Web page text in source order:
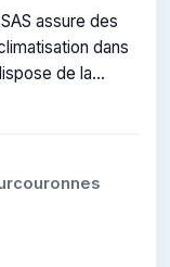
assure des
dans
de la